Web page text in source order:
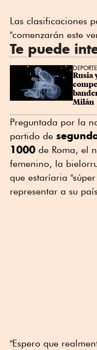
Las clasificaciones
"comenzarán este
Te puede
Rusia
Milán
Preguntada por la
partido de
1000 de Roma, el
femenino, la
que estaríaria
representar a su
"Espero que